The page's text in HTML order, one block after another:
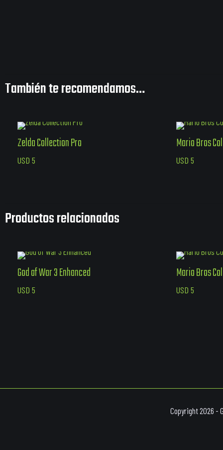
También te recomendamos…
Zelda Collection Pro
USD 5
Mario Bros
USD 5
Productos relacionados
God of War 3 Enhanced
USD 5
Mario Bros
USD 5
Copyright 2026 -